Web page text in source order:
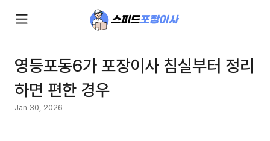
영등포동6가 포장이사 침실부터 정리
하면 편한 경우
Jan 30, 2026